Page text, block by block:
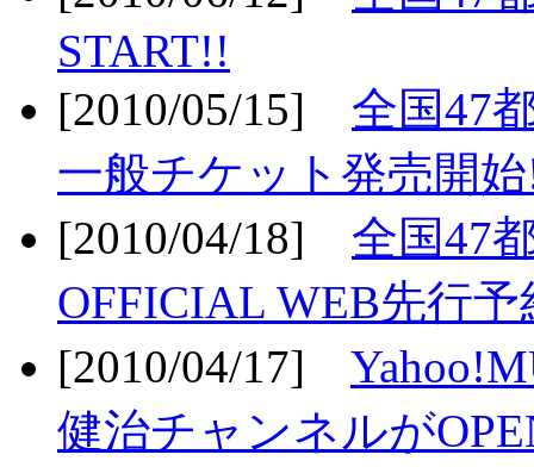
START!!
[2010/05/15] 全国47
一般チケット発売開
[2010/04/18] 全国47
OFFICIAL WEB先行
[2010/04/17]
健治チャンネルが